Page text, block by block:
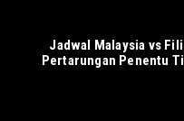
Jadwal Malaysia vs
Pertarungan Penentu